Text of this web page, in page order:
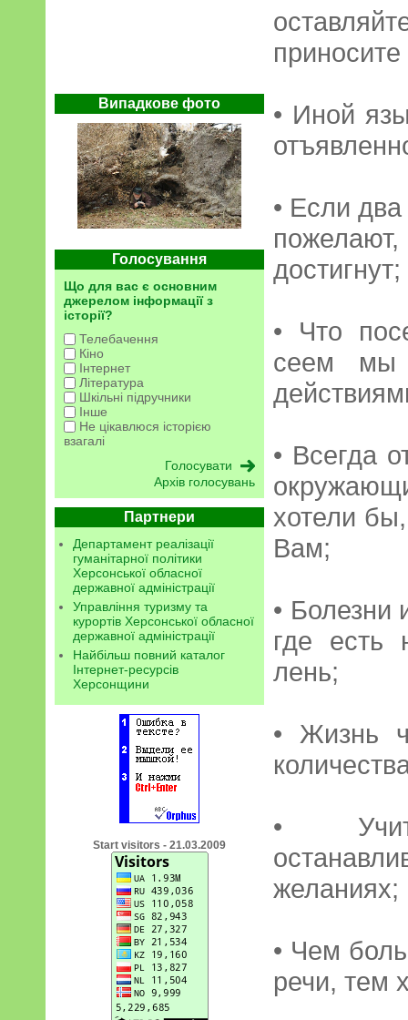
Випадкове фото
Голосування
Що для вас є основним
джерелом інформації з
історії?
Телебачення
Кіно
Інтернет
Література
Шкільні підручники
Інше
Не цікавлюся історією
взагалі
Архів голосувань
Партнери
Департамент реалізації
гуманітарної політики
Херсонської обласної
державної адміністрації
Управління туризму та
курортів Херсонської обласної
державної адміністрації
Найбільш повний каталог
Інтернет-ресурсів
Херсонщини
Start visitors - 21.03.2009
• Иной
• Если
достигнут;
• Что
сеем мы
• Всегда
хотели
Вам;
• Болезни
где есть
лень;
• Жизнь
•
желаниях;
• Чем
речи, тем